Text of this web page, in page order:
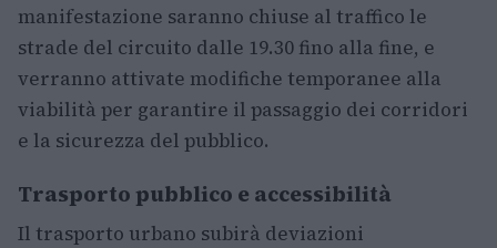
manifestazione saranno chiuse al traffico le
strade del circuito dalle 19.30 fino alla fine, e
verranno attivate modifiche temporanee alla
viabilità per garantire il passaggio dei corridori
e la sicurezza del pubblico.
Trasporto pubblico e accessibilità
Il trasporto urbano subirà deviazioni